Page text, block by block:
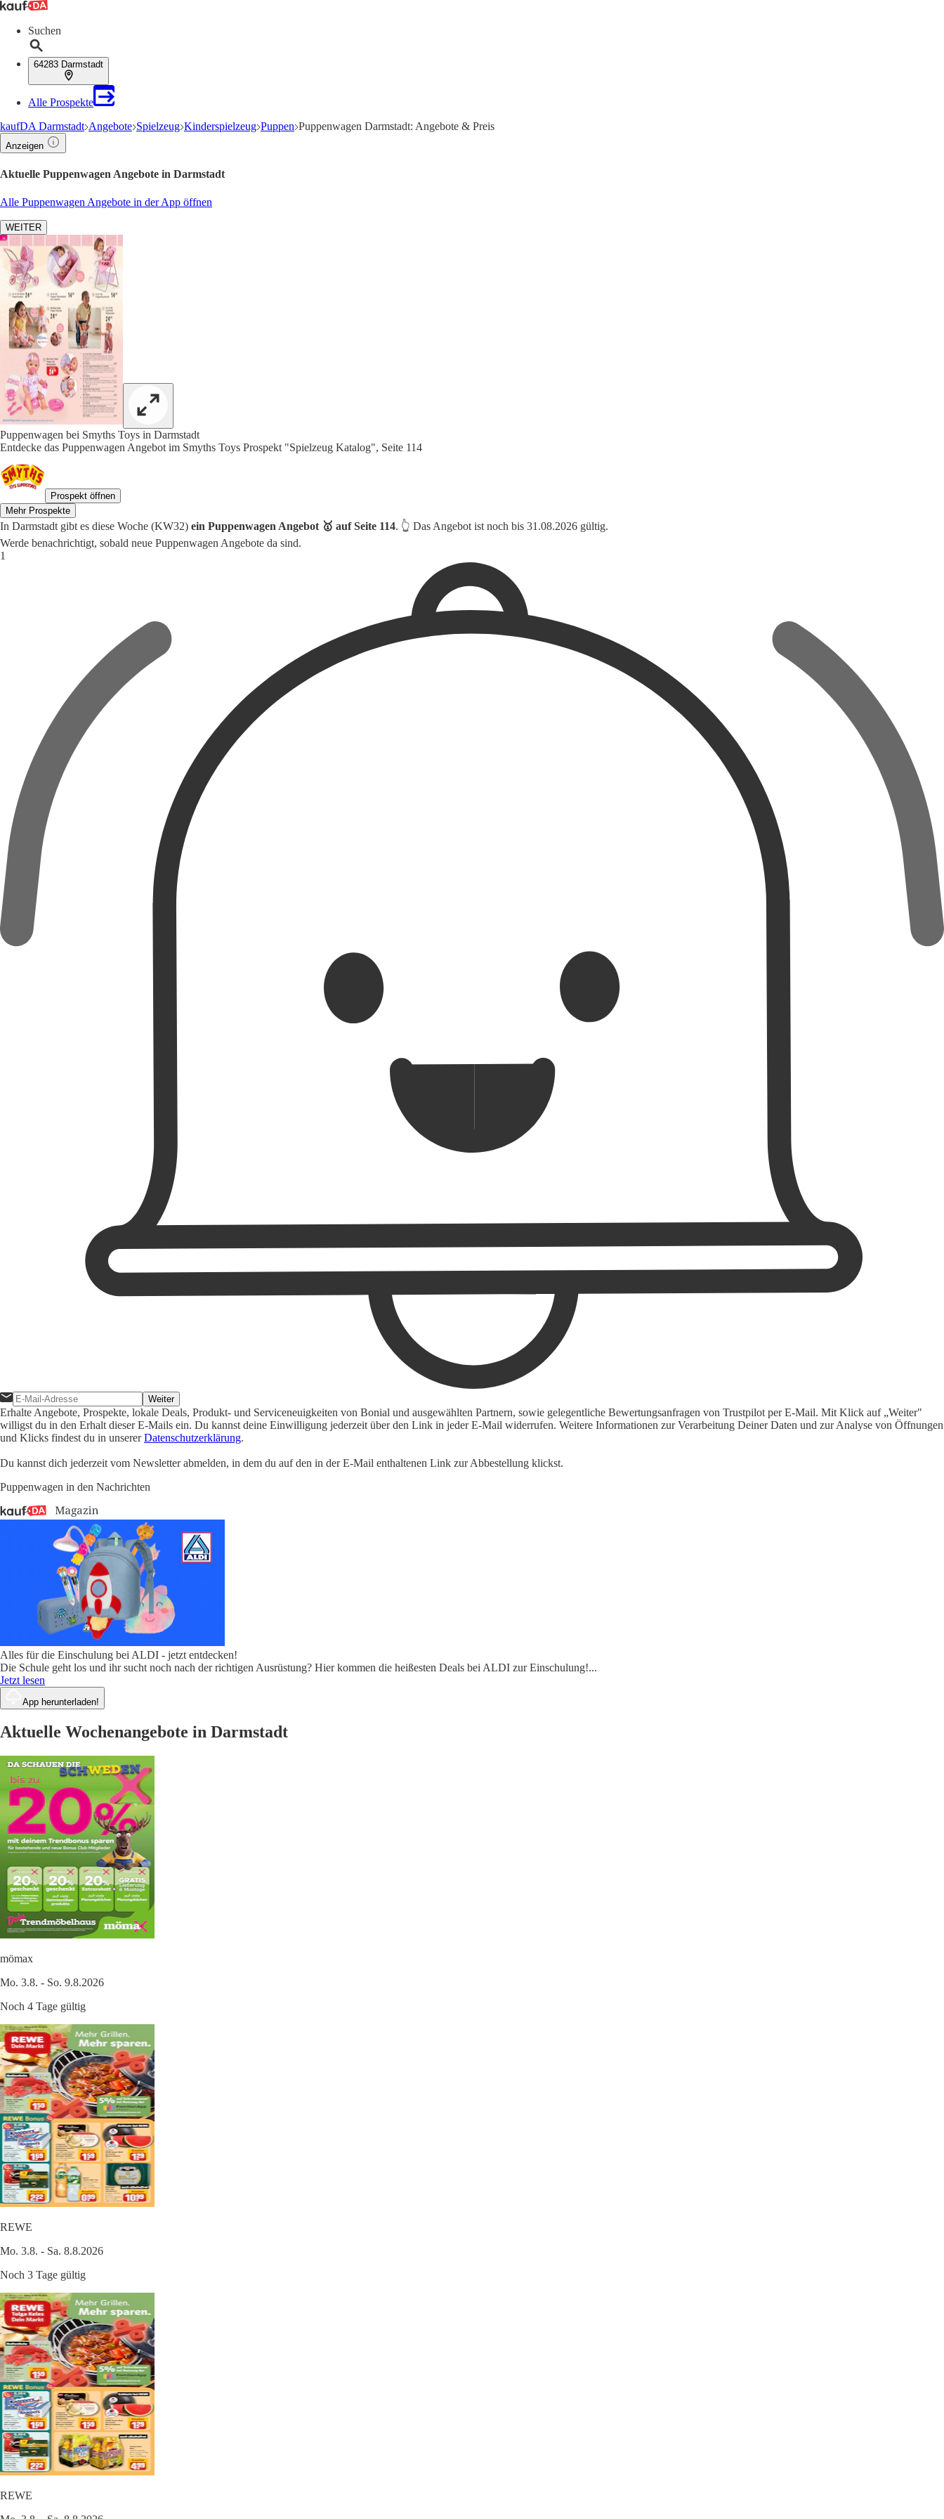
Suchen
64283 Darmstadt
Alle Prospekte
kaufDA Darmstadt Angebote Spielzeug Kinderspielzeug Puppen Puppenwagen Darmstadt: Angebote & Preis
Anzeigen
Aktuelle Puppenwagen Angebote in Darmstadt
Alle Puppenwagen Angebote in der App öffnen
WEITER
Puppenwagen bei Smyths Toys in Darmstadt
Entdecke das Puppenwagen Angebot im Smyths Toys Prospekt "Spielzeug Katalog", Seite 114
Prospekt öffnen
Mehr Prospekte
In Darmstadt gibt es diese Woche (KW32) ein Puppenwagen Angebot 🥇 auf Seite 114. 👆 Das Angebot ist noch bis 31.08.2026 gültig.
Werde benachrichtigt, sobald neue Puppenwagen Angebote da sind.
Weiter
Erhalte Angebote, Prospekte, lokale Deals, Produkt- und Serviceneuigkeiten von Bonial und ausgewählten Partnern, sowie gelegentliche Bewertungsanfragen von Trustpilot per E-Mail. Mit Klick auf „Weiter"
willigst du in den Erhalt dieser E-Mails ein. Du kannst deine Einwilligung jederzeit über den Link in jeder E-Mail widerrufen. Weitere Informationen zur Verarbeitung Deiner Daten und zur Analyse von Öffnungen
und Klicks findest du in unsererDatenschutzerklärung.
Du kannst dich jederzeit vom Newsletter abmelden, in dem du auf den in der E-Mail enthaltenen Link zur Abbestellung klickst.
Puppenwagen in den Nachrichten
Alles für die Einschulung bei ALDI - jetzt entdecken!
Die Schule geht los und ihr sucht noch nach der richtigen Ausrüstung? Hier kommen die heißesten Deals bei ALDI zur Einschulung!...
Jetzt lesen
App herunterladen!
Aktuelle Wochenangebote in Darmstadt
mömax
Mo. 3.8. - So. 9.8.2026
Noch 4 Tage gültig
REWE
Mo. 3.8. - Sa. 8.8.2026
Noch 3 Tage gültig
REWE